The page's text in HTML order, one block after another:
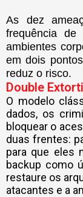
As dez
frequência
ambientes
em dois
reduz o risco.
Double
O modelo
dados, os
bloquear o
duas frentes:
para que eles
backup como
restaure os
atacantes e a